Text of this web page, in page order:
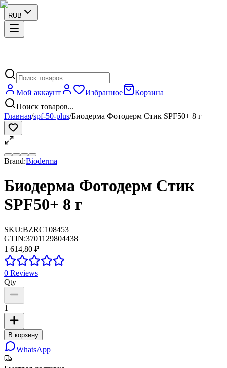
RUB
Мой аккаунт Избранное
Корзина
Поиск товаров...
Главная/spf-50-plus/Биодерма Фотодерм Стик SPF50+ 8 г
Brand:Bioderma
Биодерма Фотодерм Стик
SPF50+ 8 г
SKU:BZRC108453
GTIN:3701129804438
1 614,80 ₽
0 Reviews
Qty
1
В корзину
WhatsApp